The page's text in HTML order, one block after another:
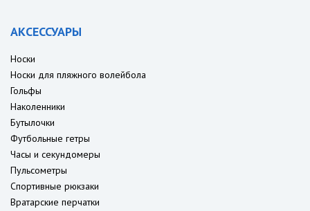
АКСЕССУАРЫ
Носки
Носки для пляжного волейбола
Гольфы
Наколенники
Бутылочки
Футбольные гетры
Часы и секундомеры
Пульсометры
Спортивные рюкзаки
Вратарские перчатки